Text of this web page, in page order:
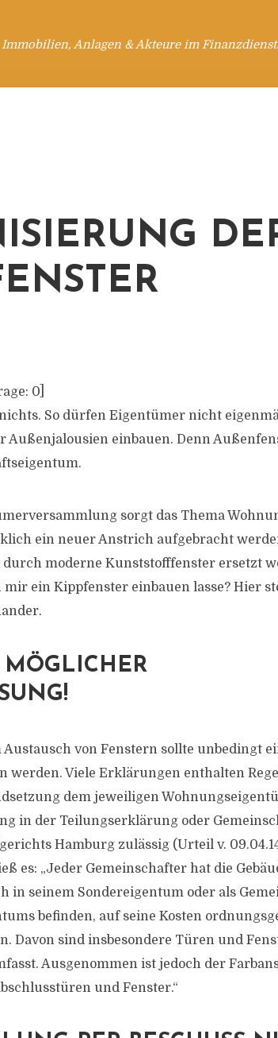
Anlagen & Akteure im
0
So dürfen Eigentümer nicht
Außenjalousien einbauen. Denn
sorgt das Thema
ein neuer Anstrich aufgebracht
durch moderne Kunststofffenster ersetzt
mir ein Kippfenster einbauen lasse? Hier
MÖGLICHER
Austausch von Fenstern sollte unbedingt
werden. Viele Erklärungen enthalten
dem jeweiligen
in der Teilungserklärung oder
Hamburg zulässig (Urteil v. 09.04.14,
es: „Jeder Gemeinschafter hat die
in seinem Sondereigentum oder als
befinden, auf seine Kosten
Davon sind insbesondere Türen und
Ausgenommen ist jedoch der
und Fenster.“